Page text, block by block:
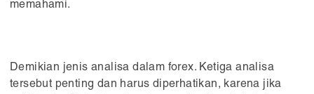
memahami.
Demikian jenis analisa dalam forex. Ketiga analisa
tersebut penting dan harus diperhatikan, karena jika